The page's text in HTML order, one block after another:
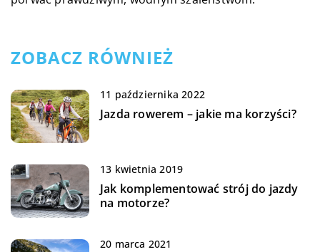
ZOBACZ RÓWNIEŻ
11 października 2022
Jazda rowerem – jakie ma korzyści?
13 kwietnia 2019
Jak komplementować strój do jazdy
na motorze?
20 marca 2021